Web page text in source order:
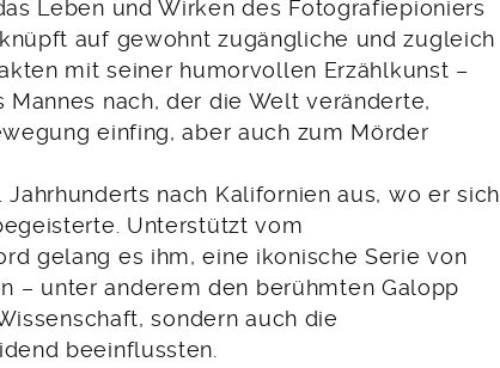
Leben und Wirken des Fotografiepioniers
auf gewohnt zugängliche und zugleich
mit seiner humorvollen Erzählkunst –
nach, der die Welt veränderte,
einfing, aber auch zum Mörder
nach Kalifornien aus, wo er sich
Unterstützt vom
gelang es ihm, eine ikonische Serie von
– unter anderem den berühmten Galopp
sondern auch die
beeinflussten.